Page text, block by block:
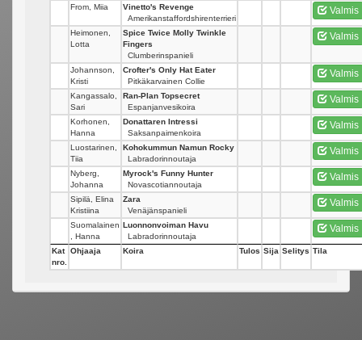
From, Miia
Vinetto's Revenge
Amerikanstaffordshirenterrieri
Valmis
Heimonen,
Lotta
Spice Twice Molly Twinkle
Fingers
Clumberinspanieli
Valmis
Johannson,
Kristi
Crofter's Only Hat Eater
Pitkäkarvainen Collie
Valmis
Kangassalo,
Sari
Ran-Plan Topsecret
Espanjanvesikoira
Valmis
Korhonen,
Hanna
Donattaren Intressi
Saksanpaimenkoira
Valmis
Luostarinen,
Tiia
Kohokummun Namun Rocky
Labradorinnoutaja
Valmis
Nyberg,
Johanna
Myrock's Funny Hunter
Novascotiannoutaja
Valmis
Sipilä, Elina
Kristiina
Zara
Venäjänspanieli
Valmis
Suomalainen
, Hanna
Luonnonvoiman Havu
Labradorinnoutaja
Valmis
Kat
nro.
Ohjaaja Koira Tulos Sija Selitys Tila